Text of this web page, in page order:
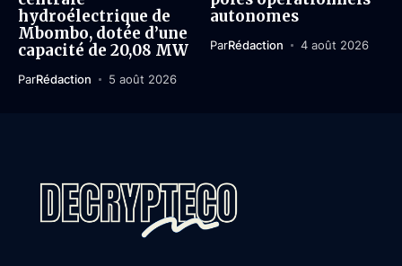
hydroélectrique de
Mbombo, dotée d’une
capacité de 20,08 MW
ParRédaction 5 août 2026
autonomes
ParRédaction 4 août 2026